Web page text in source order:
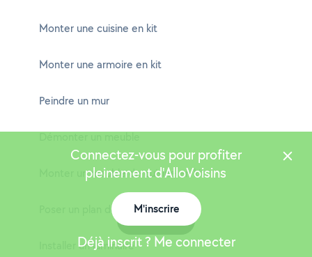
Monter une cuisine en kit
Monter une armoire en kit
Peindre un mur
Monter un meuble de cuisine en kit
Poser un plan de travail
Installer un luminaire
Connectez-vous pour profiter
pleinement d'AlloVoisins
M'inscrire
Déjà inscrit ? Me connecter